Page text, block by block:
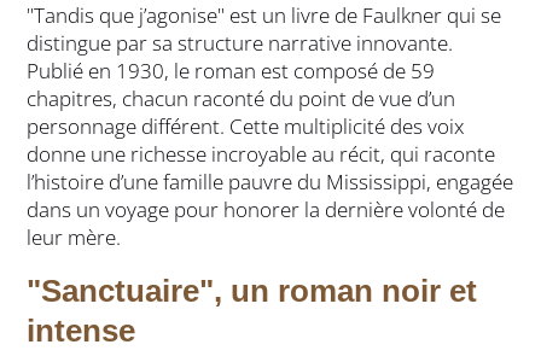
"Tandis que j’agonise" est un livre de Faulkner qui se
distingue par sa structure narrative innovante.
Publié en 1930, le roman est composé de 59
chapitres, chacun raconté du point de vue d’un
personnage différent. Cette multiplicité des voix
donne une richesse incroyable au récit, qui raconte
l’histoire d’une famille pauvre du Mississippi, engagée
dans un voyage pour honorer la dernière volonté de
leur mère.
"Sanctuaire", un roman noir et
intense